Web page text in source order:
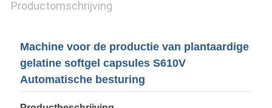
Productomschrijving
Machine voor de productie van plantaardige
gelatine softgel capsules S610V
Automatische besturing